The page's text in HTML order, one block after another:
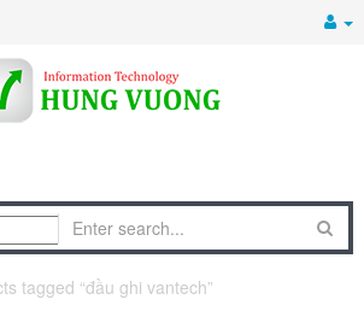
tagged “đầu ghi vantech”